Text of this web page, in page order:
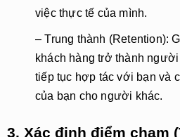
việc thực tế của mình.
– Trung thành (Retention):
khách hàng trở thành
tiếp tục hợp tác với bạn và
của bạn cho người khác.
3. Xác định điểm chạm